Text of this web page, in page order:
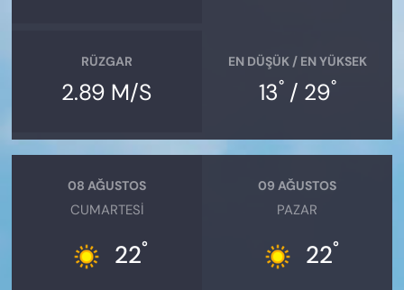
RÜZGAR
2.89 M/S
EN DÜŞÜK / EN YÜKSEK
13°/ 29°
08 AĞUSTOS
CUMARTESI
22°
09 AĞUSTOS
PAZAR
22°